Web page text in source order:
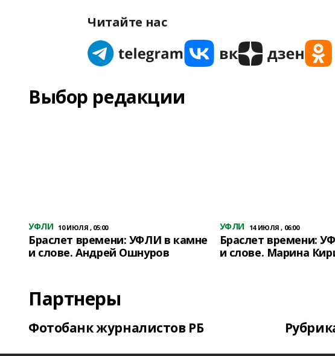
Читайте нас
Выбор редакции
УФЛИ 10 ИЮЛЯ , 05:00
Браслет времени: УФЛИ в камне
и слове. Андрей Ошнуров
УФЛИ 14 ИЮЛЯ , 06:00
Браслет времени:
и слове. Марина
Партнеры
Фотобанк журналистов РБ